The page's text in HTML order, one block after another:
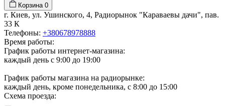
Корзина 0
г. Киев, ул. Ушинского, 4, Радиорынок "Караваевы дачи", пав.
33 К
Телефоны: +380678978888
Время работы:
График работы интернет-магазина:
каждый день с 9:00 до 19:00
График работы магазина на радиорынке:
каждый день, кроме понедельника, с 8:00 до 15:00
Схема проезда: